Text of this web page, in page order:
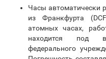
Часы автоматически
из Франкфурта
атомных часах,
находится под
федерального